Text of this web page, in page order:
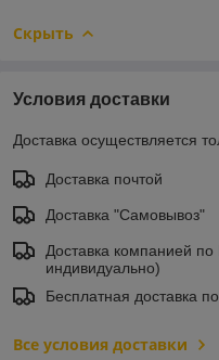
Скрыть
Условия доставки
Доставка осуществляется
Доставка почтой
Доставка "Самовывоз"
Доставка компанией
индивидуально)
Бесплатная доставка
Все условия доставки